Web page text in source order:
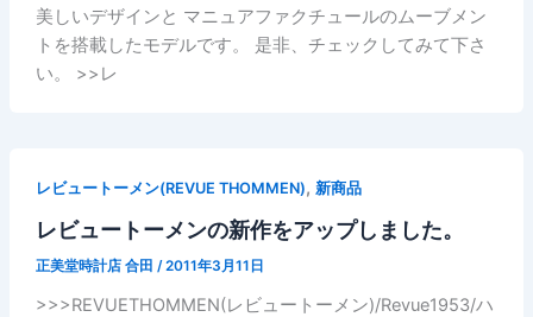
美しいデザインと マニュアファクチュールのムーブメン
トを搭載したモデルです。 是非、チェックしてみて下さ
い。 >>レ
レビュートーメン(REVUE THOMMEN), 新商品
レビュートーメンの新作をアップしました。
正美堂時計店 合田 /2011年3月11日
>>>REVUETHOMMEN(レビュートーメン)/Revue1953/ハ